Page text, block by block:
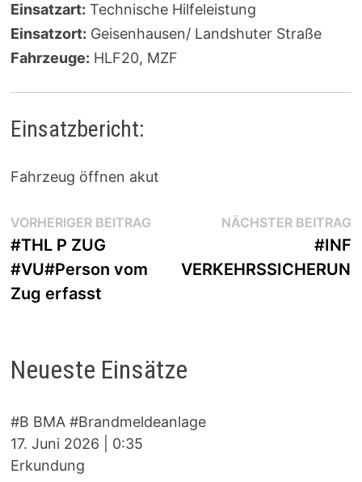
Einsatzart: Technische Hilfeleistung
Einsatzort: Geisenhausen/ Landshuter Straße
Fahrzeuge: HLF20, MZF
Einsatzbericht:
Fahrzeug öffnen akut
Beitragsnavigation
VORHERIGER BEITRAGVorheriger
#THL P ZUG
#VU#Person vom
Zug erfasst
NÄCHSTER BEITRAG
#INF
VERKEHRSSICHERUNG
Neueste Einsätze
#B BMA #Brandmeldeanlage
17. Juni 2026
0:35
Erkundung